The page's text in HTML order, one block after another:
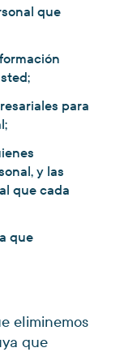
que
para
y las
que cada
que
eliminemos
que